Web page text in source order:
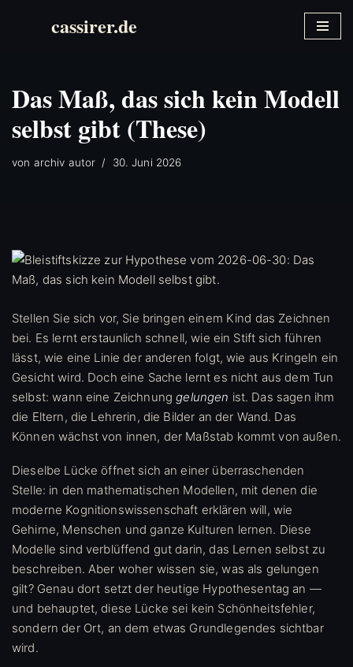
cassirer.de
Das Maß, das sich kein Modell
selbst gibt (These)
von archiv autor 30. Juni 2026
Stellen Sie sich vor, Sie bringen einem Kind das Zeichnen
bei. Es lernt erstaunlich schnell, wie ein Stift sich führen
lässt, wie eine Linie der anderen folgt, wie aus Kringeln ein
Gesicht wird. Doch eine Sache lernt es nicht aus dem Tun
selbst: wann eine Zeichnunggelungen ist. Das sagen ihm
die Eltern, die Lehrerin, die Bilder an der Wand. Das
Können wächst von innen, der Maßstab kommt von außen.
Dieselbe Lücke öffnet sich an einer überraschenden
Stelle: in den mathematischen Modellen, mit denen die
moderne Kognitionswissenschaft erklären will, wie
Gehirne, Menschen und ganze Kulturen lernen. Diese
Modelle sind verblüffend gut darin, das Lernen selbst zu
beschreiben. Aber woher wissen sie, was als gelungen
gilt? Genau dort setzt der heutige Hypothesentag an —
und behauptet, diese Lücke sei kein Schönheitsfehler,
sondern der Ort, an dem etwas Grundlegendes sichtbar
wird.